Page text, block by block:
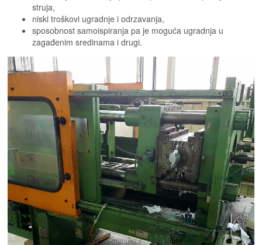
struja,
niski troškovi ugradnje i odrzavanja,
sposobnost samoispiranja pa je moguća ugradnja u
zagađenim sredinama i drugi.